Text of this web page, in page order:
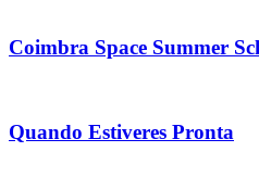
Coimbra Space Summer
Quando Estiveres Pronta